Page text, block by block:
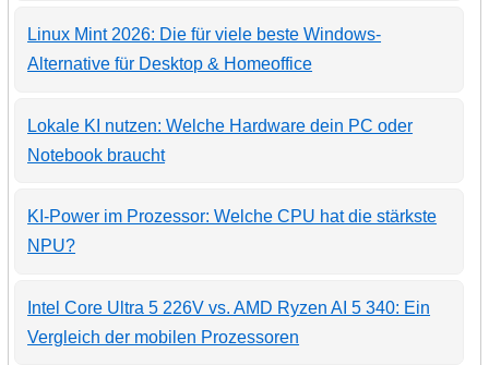
Linux Mint 2026: Die für viele beste Windows-
Alternative für Desktop & Homeoffice
Lokale KI nutzen: Welche Hardware dein PC oder
Notebook braucht
KI-Power im Prozessor: Welche CPU hat die stärkste
NPU?
Intel Core Ultra 5 226V vs. AMD Ryzen AI 5 340: Ein
Vergleich der mobilen Prozessoren